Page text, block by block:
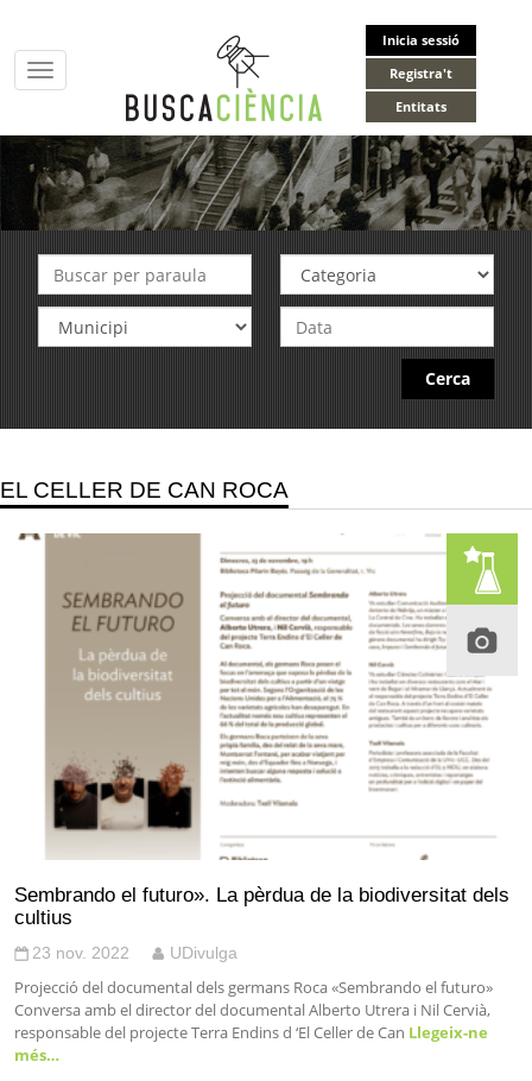
Inicia sessió
Registra't
Entitats
Toggle
navigation
Cerca
EL CELLER DE CAN ROCA
Sembrando el futuro». La pèrdua de la biodiversitat dels
cultius
23 nov. 2022 UDivulga
Projecció del documental dels germans Roca «Sembrando el futuro»
Conversa amb el director del documental Alberto Utrera i Nil Cervià,
responsable del projecte Terra Endins d ‘El Celler de Can Llegeix-ne
més…